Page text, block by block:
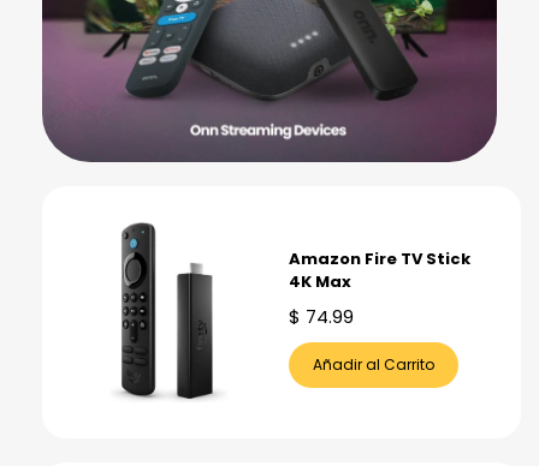
Amazon Fire TV Stick
4K Max
$ 74.99
Añadir al Carrito